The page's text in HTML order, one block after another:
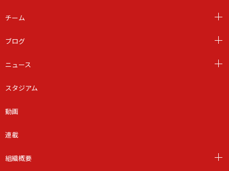
チーム
ブログ
ニュース
スタジアム
動画
連載
組織概要